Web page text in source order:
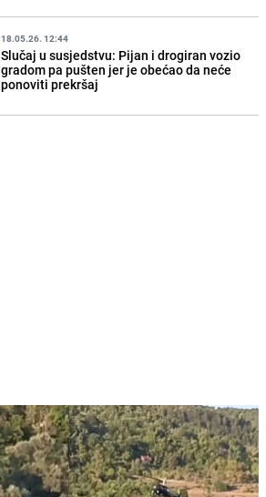
18.05.26. 12:44
Slučaj u susjedstvu: Pijan i drogiran vozio
gradom pa pušten jer je obećao da neće
ponoviti prekršaj